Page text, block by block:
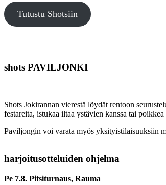
Tutustu Shotsiin
shots PAVILJONKI
Shots Jokirannan vierestä löydät rentoon
festareita, istukaa iltaa ystävien kanssa tai
Paviljongin voi varata myös yksityistilaisuuksiin
harjoitusotteluiden ohjelma
Pe 7.8. Pitsiturnaus, Rauma